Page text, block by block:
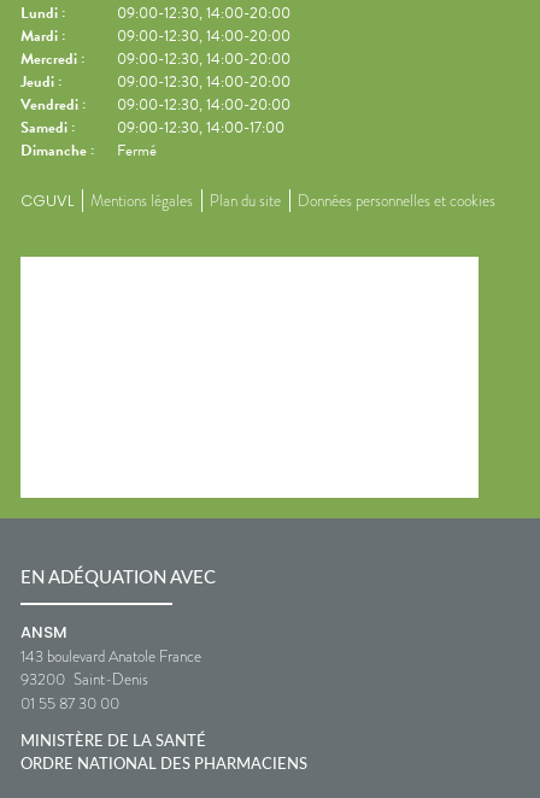
Lundi :
09:00-12:30, 14:00-20:00
Mardi :
09:00-12:30, 14:00-20:00
Mercredi :
09:00-12:30, 14:00-20:00
Jeudi :
09:00-12:30, 14:00-20:00
Vendredi :
09:00-12:30, 14:00-20:00
Samedi :
09:00-12:30, 14:00-17:00
Dimanche : Fermé
CGUVL Mentions légales Plan du site Données personnelles et cookies
EN ADÉQUATION AVEC
ANSM
143 boulevard Anatole France
93200 Saint-Denis
01 55 87 30 00
MINISTÈRE DE LA SANTÉ
ORDRE NATIONAL DES PHARMACIENS